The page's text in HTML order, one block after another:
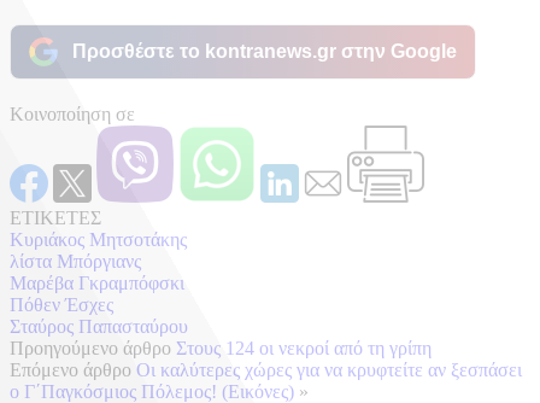
Προσθέστε το kontranews.gr στην Google
Κοινοποίηση σε
ΕΤΙΚΕΤΕΣ
Κυριάκος Μητσοτάκης
λίστα Μπόργιανς
Μαρέβα Γκραμπόφσκι
Πόθεν Έσχες
Σταύρος Παπασταύρου
Προηγούμενο άρθρο Στους 124 οι νεκροί από τη γρίπη
Επόμενο άρθρο Οι καλύτερες χώρες για να κρυφτείτε αν ξεσπάσει
ο Γ΄Παγκόσμιος Πόλεμος! (Εικόνες) »